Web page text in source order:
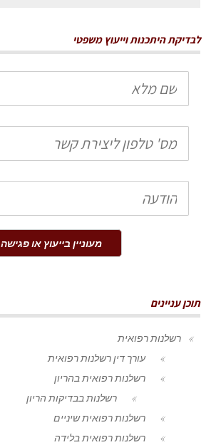
לבדיקת היתכנות וייעוץ משפטי
שם
מלא
טלפון
הודעה
מעוניין בייעוץ או פגישה
תוכן עניינים
רשלנות רפואית
עורך דין רשלנות רפואית
רשלנות רפואית בהריון
רשלנות בבדיקות הריון
רשלנות רפואית שיניים
רשלנות רפואית בלידה